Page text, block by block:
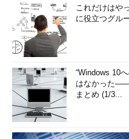
これだけはや
に役立つグル
“Windows 10
はなかった――
まとめ (1/3...